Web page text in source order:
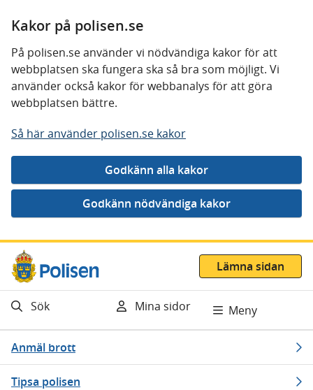
Kakor på polisen.se
På polisen.se använder vi nödvändiga kakor för att
webbplatsen ska fungera ska så bra som möjligt. Vi
använder också kakor för webbanalys för att göra
webbplatsen bättre.
Så här använder polisen.se kakor
Gå direkt till innehåll
Lämna sidan
Sök Mina sidor Meny
Anmäl brott
Tipsa polisen